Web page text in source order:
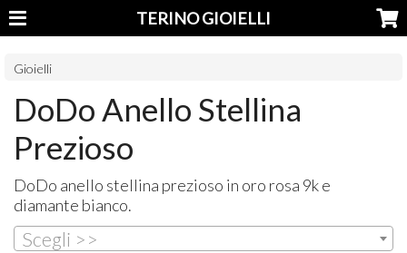
TERINO GIOIELLI
Gioielli
DoDo Anello Stellina
Prezioso
DoDo anello stellina prezioso in oro rosa 9k e
diamante bianco.
Scegli >>